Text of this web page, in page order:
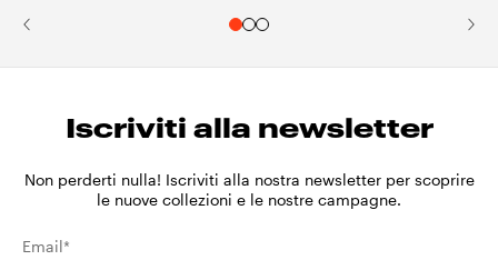
Iscriviti alla newsletter
Non perderti nulla! Iscriviti alla nostra newsletter per scoprire
le nuove collezioni e le nostre campagne.
Email*